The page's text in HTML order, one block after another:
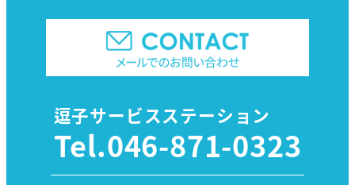
逗子サービスステーション
Tel.046-871-0323